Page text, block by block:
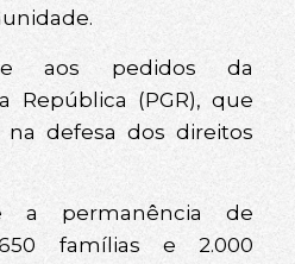
aos pedidos da
República (PGR), que
defesa dos direitos
a permanência de
famílias e 2.000